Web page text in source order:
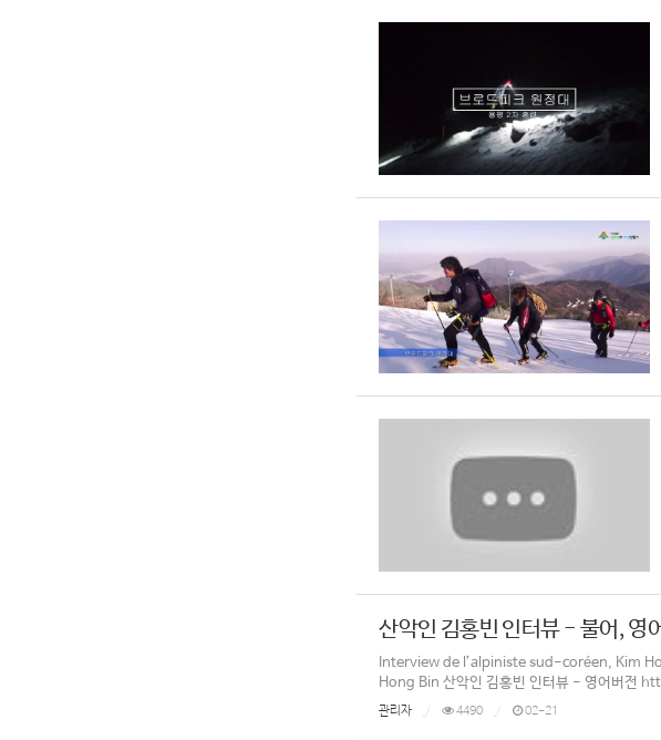
산악인 김홍빈 인터뷰 - 불어, 영
Interview de l’alpiniste sud-coréen, Kim
Hong Bin 산악인 김홍빈 인터뷰 - 영어버전
관리자 4490 02-21